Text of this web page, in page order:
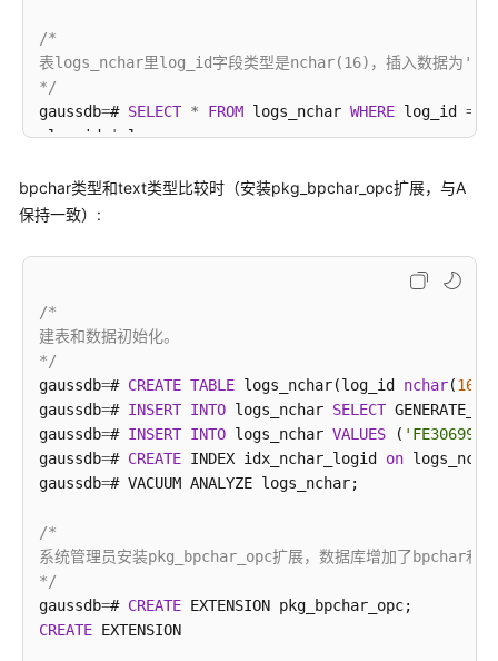
南
发
（分
布
_V2.0-
开
指
南
（集
中
式
发
指
/*
表logs_nchar里log_id字段类型是nchar(16)，插入数据为
*/
gaussdb=# SELECT * FROM logs_nchar WHERE log_id =
log_id |
(0 rows)
删除表。
gaussdb
bpchar类型和text类型比较时（安装pkg_bpchar_opc扩展，与A
保持一致）:
/*
建表和数据初始化。
*/
gaussdb=# CREATE TABLE logs_nchar(log_id nchar(16
gaussdb=# INSERT INTO logs_nchar SELECT
gaussdb=# INSERT INTO logs_nchar VALUES (
gaussdb=# CREATE INDEX idx_nchar_logid on
gaussdb=# VACUUM ANALYZE logs_nchar;
/*
系统管理员安装pkg_bpchar_opc扩展，数据库增加了bpchar和
*/
gaussdb=# CREATE
CREATE EXTENSION